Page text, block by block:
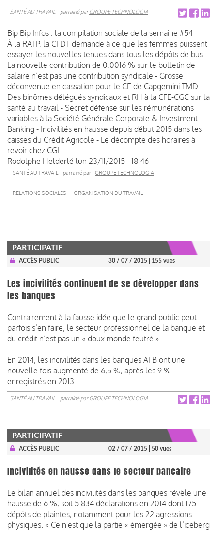
SANTÉ AU TRAVAIL parrainé parGROUPE TECHNOLOGIA
Bip Bip Infos : la compilation sociale de la semaine #54
À la RATP, la CFDT demande à ce que les femmes puissent
essayer les nouvelles tenues dans tous les dépôts de bus -
La nouvelle contribution de 0,0016 % sur le bulletin de
salaire n’est pas une contribution syndicale - Grosse
déconvenue en cassation pour le CE de Capgemini TMD -
Des binômes délégués syndicaux et RH à la CFE-CGC sur la
santé au travail - Secret défense sur les rémunérations
variables à la Société Générale Corporate & Investment
Banking - Incivilités en hausse depuis début 2015 dans les
caisses du Crédit Agricole - Le décompte des horaires à
revoir chez CGI
Rodolphe Helderlé lun 23/11/2015 - 18:46
SANTÉ AU TRAVAIL parrainé par GROUPE TECHNOLOGIA
RELATIONS SOCIALES ORGANISATION DU TRAVAIL
PARTICIPATIF
ACCÈS PUBLIC 30 / 07 / 2015 | 155 vues
Les incivilités continuent de se développer dans
les banques
Contrairement à la fausse idée que le grand public peut
parfois s’en faire, le secteur professionnel de la banque et
du crédit n’est pas un « doux monde feutré ».
En 2014, les incivilités dans les banques AFB ont une
nouvelle fois augmenté de 6,5 %, après les 9 %
enregistrés en 2013.
SANTÉ AU TRAVAIL parrainé parGROUPE TECHNOLOGIA
PARTICIPATIF
ACCÈS PUBLIC 02 / 07 / 2015 | 50 vues
Incivilités en hausse dans le secteur bancaire
Le bilan annuel des incivilités dans les banques révèle une
hausse de 6 %, soit 5 834 déclarations en 2014 dont 175
dépôts de plaintes, notamment pour les 22 agressions
physiques. « Ce n'est que la partie « émergée » de l’iceberg